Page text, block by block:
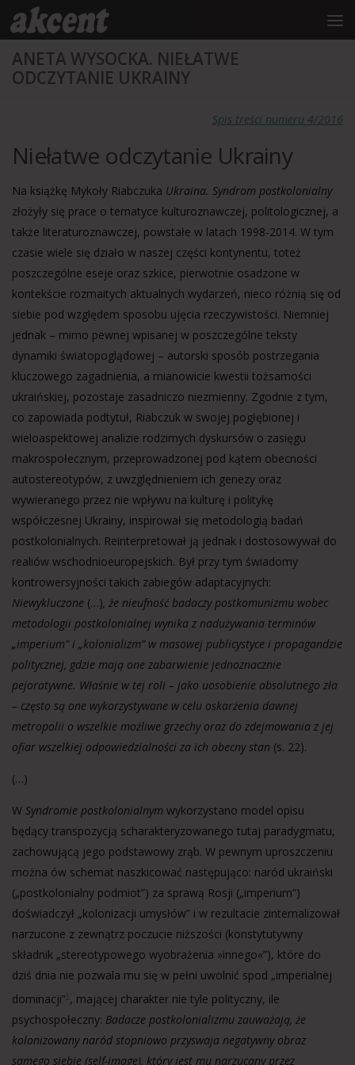
treści
Przejdź do treści
ANETA WYSOCKA. NIEŁATWE
ODCZYTANIE UKRAINY
Spis treści numeru 4/2016
Niełatwe odczytanie Ukrainy
Na książkę Mykoły Riabczuka Ukraina. Syndrom postkolonialny
złożyły się prace o tematyce kulturoznawczej, politologicznej, a
także literaturoznawczej, powstałe w latach 1998-2014. W tym
czasie wiele się działo w naszej części kontynentu, toteż
poszczególne eseje oraz szkice, pierwotnie osadzone w
kontekście rozmaitych aktualnych wydarzeń, nieco różnią się od
siebie pod względem sposobu ujęcia rzeczywistości. Niemniej
jednak – mimo pewnej wpisanej w poszczególne teksty
dynamiki światopoglądowej – autorski sposób postrzegania
kluczowego zagadnienia, a mianowicie kwestii tożsamości
ukraińskiej, pozostaje zasadniczo niezmienny. Zgodnie z tym,
co zapowiada podtytuł, Riabczuk w swojej pogłębionej i
wieloaspektowej analizie rodzimych dyskursów o zasięgu
makrospołecznym, przeprowadzonej pod kątem obecności
autostereotypów, z uwzględnieniem ich genezy oraz
wywieranego przez nie wpływu na kulturę i politykę
współczesnej Ukrainy, inspirował się metodologią badań
postkolonialnych. Reinterpretował ją jednak i dostosowywał do
realiów wschodnioeuropejskich. Był przy tym świadomy
kontrowersyjności takich zabiegów adaptacyjnych:
Niewykluczone (…), że nieufność badaczy postkomunizmu wobec
metodologii postkolonialnej wynika z nadużywania terminów
„imperium” i „kolonializm” w masowej publicystyce i propagandzie
politycznej, gdzie mają one zabarwienie jednoznacznie
pejoratywne. Właśnie w tej roli – jako uosobienie absolutnego zła
– często są one wykorzystywane w celu oskarżenia dawnej
metropolii o wszelkie możliwe grzechy oraz do zdejmowania z jej
ofiar wszelkiej odpowiedzialności za ich obecny stan (s. 22).
(…)
W Syndromie postkolonialnym wykorzystano model opisu
będący transpozycją scharakteryzowanego tutaj paradygmatu,
zachowującą jego podstawowy zrąb. W pewnym uproszczeniu
można ów schemat naszkicować następująco: naród ukraiński
(„postkolonialny podmiot”) za sprawą Rosji („imperium”)
doświadczył „kolonizacji umysłów” i w rezultacie zinternalizował
narzucone z zewnątrz poczucie niższości (konstytutywny
składnik „stereotypowego wyobrażenia »innego«”), które do
dziś dnia nie pozwala mu się w pełni uwolnić spod „imperialnej
dominacji”1 , mającej charakter nie tyle polityczny, ile
psychospołeczny: Badacze postkolonializmu zauważają, że
kolonizowany naród stopniowo przyswaja negatywny obraz
samego siebie (self-image), który jest mu narzucany przez